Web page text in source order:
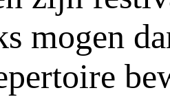
mogen